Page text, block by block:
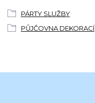
PÁRTY SLUŽBY
PŮJČOVNA DEKORACÍ